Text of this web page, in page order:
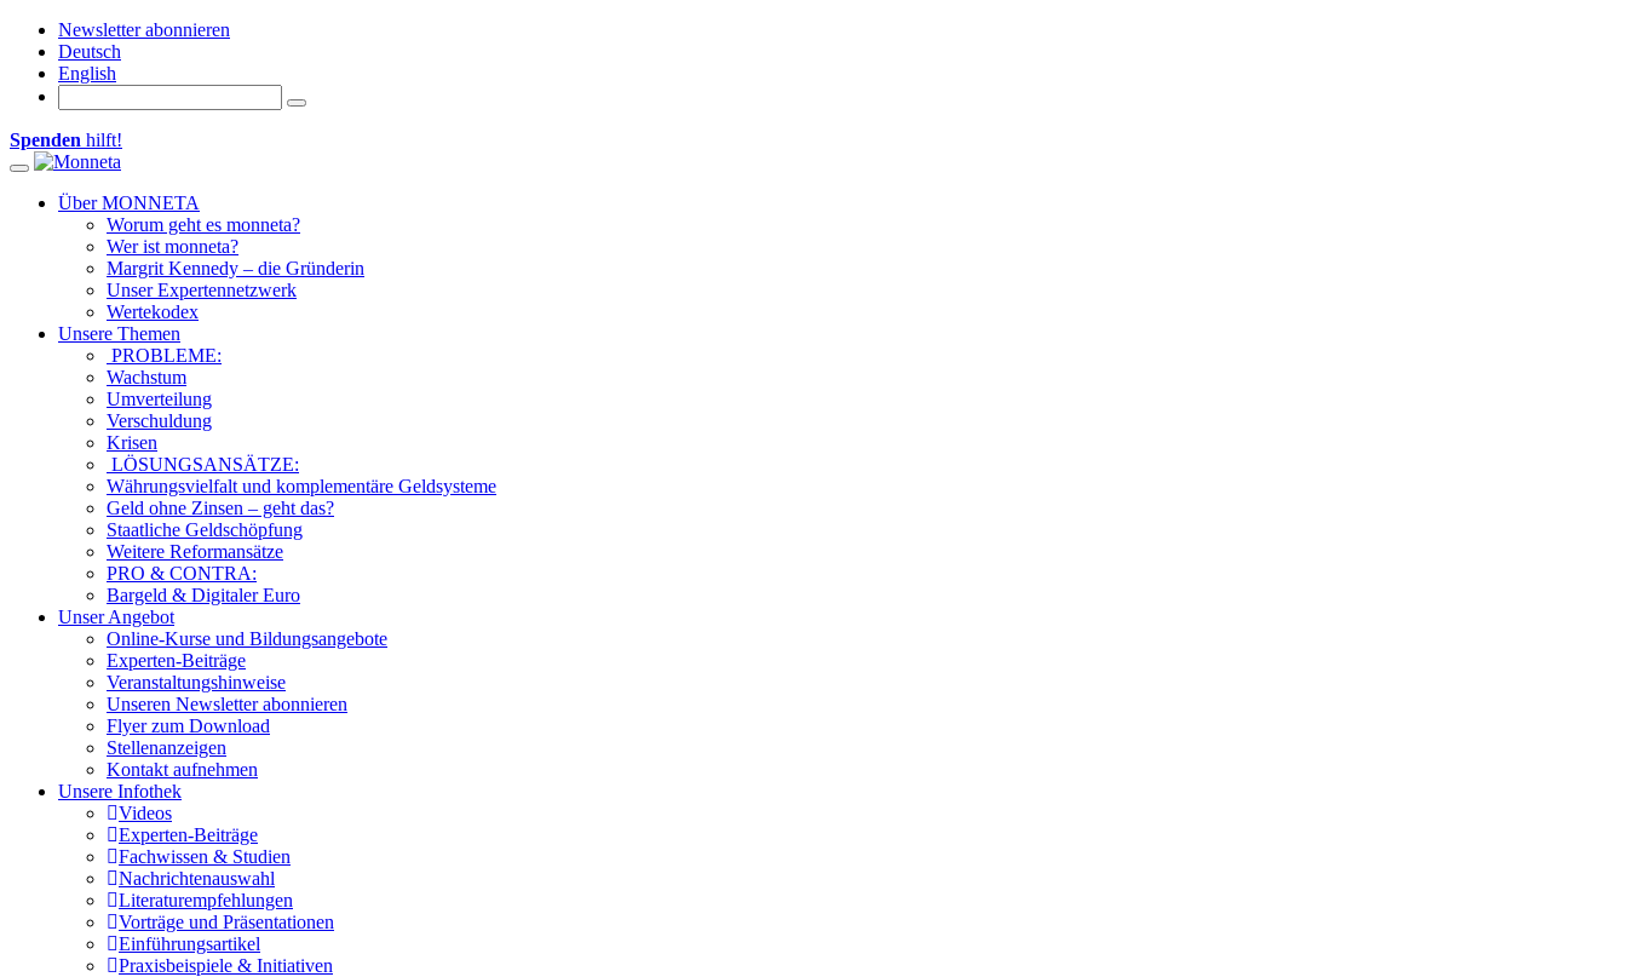
Newsletter abonnieren
Deutsch
English
Spenden hilft!
Toggle navigation
Über MONNETA
Worum geht es monneta?
Wer ist monneta?
Margrit Kennedy – die Gründerin
Unser Expertennetzwerk
Wertekodex
Unsere Themen
PROBLEME:
Wachstum
Umverteilung
Verschuldung
Krisen
LÖSUNGSANSÄTZE:
Währungsvielfalt und komplementäre Geldsysteme
Geld ohne Zinsen – geht das?
Staatliche Geldschöpfung
Weitere Reformansätze
PRO & CONTRA:
Bargeld & Digitaler Euro
Unser Angebot
Online-Kurse und Bildungsangebote
Experten-Beiträge
Veranstaltungshinweise
Unseren Newsletter abonnieren
Flyer zum Download
Stellenanzeigen
Kontakt aufnehmen
Unsere Infothek
Videos
Experten-Beiträge
Fachwissen & Studien
Nachrichtenauswahl
Literaturempfehlungen
Vorträge und Präsentationen
Einführungsartikel
Praxisbeispiele & Initiativen